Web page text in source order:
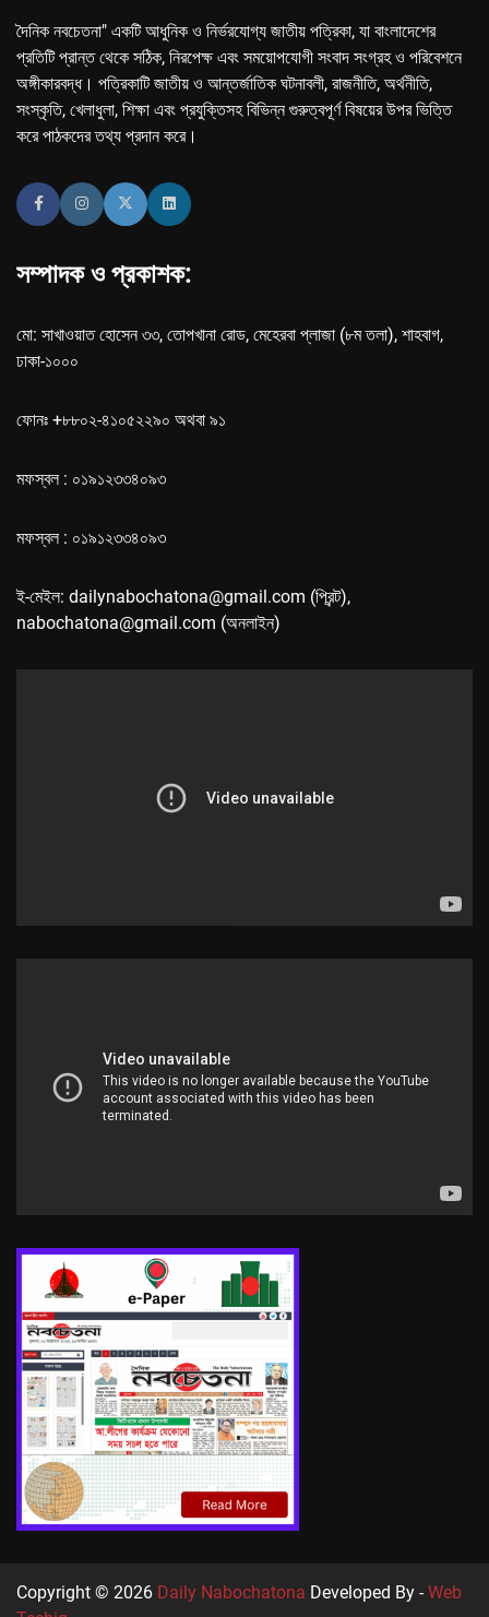
দৈনিক নবচেতনা" একটি আধুনিক ও নির্ভরযোগ্য জাতীয় পত্রিকা, যা বাংলাদেশের
প্রতিটি প্রান্ত থেকে সঠিক, নিরপেক্ষ এবং সময়োপযোগী সংবাদ সংগ্রহ ও পরিবেশনে
অঙ্গীকারবদ্ধ। পত্রিকাটি জাতীয় ও আন্তর্জাতিক ঘটনাবলী, রাজনীতি, অর্থনীতি,
সংস্কৃতি, খেলাধুলা, শিক্ষা এবং প্রযুক্তিসহ বিভিন্ন গুরুত্বপূর্ণ বিষয়ের উপর ভিত্তি
করে পাঠকদের তথ্য প্রদান করে।
সম্পাদক ও প্রকাশক:
মো: সাখাওয়াত হোসেন ৩৩, তোপখানা রোড, মেহেরবা প্লাজা (৮ম তলা), শাহবাগ,
ঢাকা-১০০০
ফোনঃ +৮৮০২-৪১০৫২২৯০ অথবা ৯১
মফস্বল : ০১৯১২৩৩৪০৯৩
মফস্বল : ০১৯১২৩৩৪০৯৩
ই-মেইল: dailynabochatona@gmail.com (প্রিন্ট),
nabochatona@gmail.com (অনলাইন)
Copyright © 2026 Daily Nabochatona Developed By -Web